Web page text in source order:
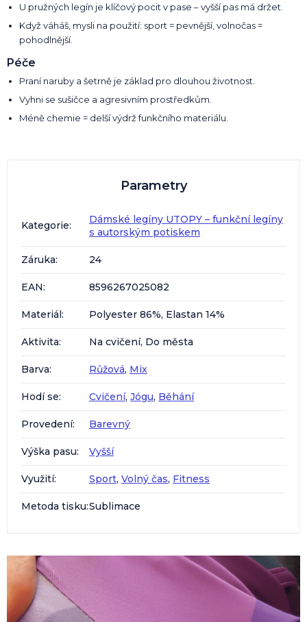
U pružných legín je klíčový pocit v pase – vyšší pas má držet.
Když váháš, mysli na použití: sport = pevnější, volnočas =
pohodlnější.
Péče
Praní naruby a šetrně je základ pro dlouhou životnost.
Vyhni se sušičce a agresivním prostředkům.
Méně chemie = delší výdrž funkčního materiálu.
Parametry
Kategorie:
Dámské legíny UTOPY – funkční legíny
s autorským potiskem
Záruka: 24
EAN: 8596267025082
Materiál: Polyester 86%, Elastan 14%
Aktivita: Na cvičení, Do města
Barva: Růžová, Mix
Hodí se: Cvičení, Jógu, Běhání
Provedení: Barevný
Výška pasu: Vyšší
Využití: Sport, Volný čas, Fitness
Metoda tisku:Sublimace